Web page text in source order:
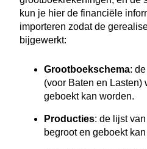
kun je hier de financiële
importeren zodat de
bijgewerkt:
Grootboekschema:
(voor Baten en Lasten)
geboekt kan worden.
Producties: de lijst
begroot en geboekt